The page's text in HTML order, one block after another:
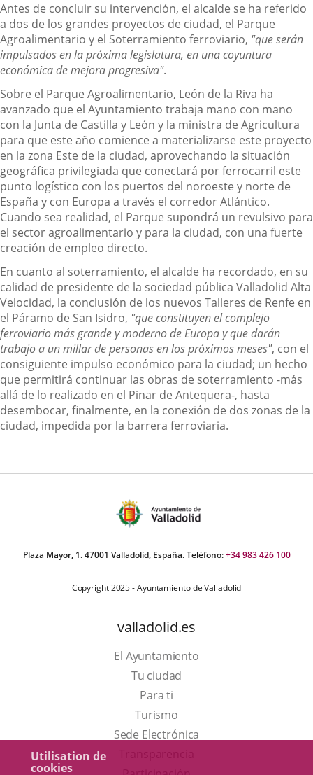
Utilisation de
cookies
Antes de concluir su intervención, el alcalde se ha referido
a dos de los grandes proyectos de ciudad, el Parque
Agroalimentario y el Soterramiento ferroviario, "que serán
impulsadosen la próxima legislatura, en una coyuntura
económica de mejora progresiva".
Sobre el Parque Agroalimentario, León de la Riva ha
avanzado que el Ayuntamiento trabaja mano con mano
con la Junta de Castilla y León y la ministra de Agricultura
para que este año comience a materializarse este proyecto
en la zona Este de la ciudad, aprovechando la situación
geográfica privilegiada que conectará por ferrocarril este
punto logístico con los puertos del noroeste y norte de
España y con Europa a través el corredor Atlántico.
Cuando sea realidad, el Parque supondrá un revulsivo para
el sector agroalimentario y para la ciudad, con una fuerte
creación de empleo directo.
En cuanto al soterramiento, el alcalde ha recordado, en su
calidad de presidente de la sociedad pública Valladolid Alta
Velocidad, la conclusión de los nuevos Talleres de Renfe en
el Páramo de San Isidro, "que constituyen el complejo
ferroviario más grande y moderno de Europa y que darán
trabajo a un millar de personas en los próximos meses", con el
consiguiente impulso económico para la ciudad; un hecho
que permitirá continuar las obras de soterramiento -más
allá de lo realizado en el Pinar de Antequera-, hasta
desembocar, finalmente, en la conexión de dos zonas de la
ciudad, impedida por la barrera ferroviaria.
Plaza Mayor, 1. 47001 Valladolid, España. Teléfono:+34 983 426 100
Copyright 2025 - Ayuntamiento de Valladolid
valladolid.es
El Ayuntamiento
Tu ciudad
Para ti
TurismoEste
enlace
Sede Electrónica